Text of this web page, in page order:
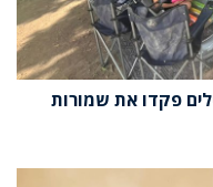
פקדו את שמורות